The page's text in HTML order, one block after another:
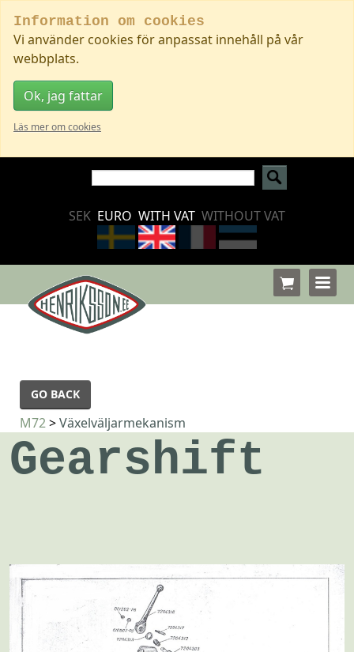
Information om cookies
Vi använder cookies för anpassat innehåll på vår
webbplats.
Ok, jag fattar
Läs mer om cookies
SEK EURO WITH VAT WITHOUT VAT
GO BACK
M72>Växelväljarmekanism
Gearshift